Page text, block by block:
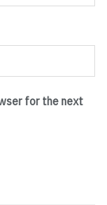
for the next